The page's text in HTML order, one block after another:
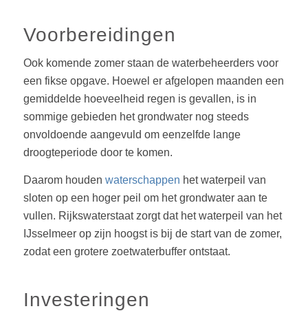
Voorbereidingen
Ook komende zomer staan de waterbeheerders voor
een fikse opgave. Hoewel er afgelopen maanden een
gemiddelde hoeveelheid regen is gevallen, is in
sommige gebieden het grondwater nog steeds
onvoldoende aangevuld om eenzelfde lange
droogteperiode door te komen.
Daarom houden waterschappen het waterpeil van
sloten op een hoger peil om het grondwater aan te
vullen. Rijkswaterstaat zorgt dat het waterpeil van het
IJsselmeer op zijn hoogst is bij de start van de zomer,
zodat een grotere zoetwaterbuffer ontstaat.
Investeringen